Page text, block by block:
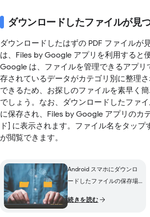
ダウンロードしたファイルが見
ダウンロードしたはずの PDF ファイルが
は、Files by Google アプリを利用すると
Google は、ファイルを管理できるアプリ
存されているデータがカテゴリ別に整理
できるため、お探しのファイルを素早く
でしょう。なお、ダウンロードしたファ
に保存され、Files by Google アプリのカ
ド] に表示されます。ファイル名をタップ
が閲覧できます。
Android スマホにダウンロ
ードしたファイルの保存場
を紹介
続きを読む